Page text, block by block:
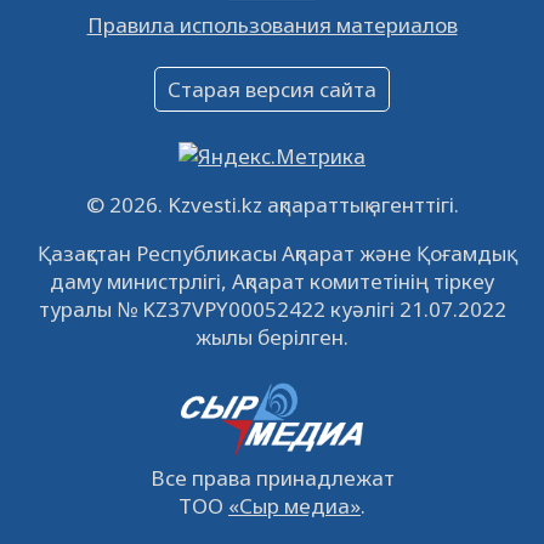
16.12.2022 61066
Объявление
09.12.2022
Свободные рабочие места
встречу с инвесторами в Кызылорде 22
ноября
21.11.2022 14953 0
© 2026. Kzvesti.kz ақпараттық агенттігі.
Қазақстан Республикасы Ақпарат және Қоғамдық
даму министрлігі, Ақпарат комитетінің тіркеу
туралы № KZ37VPY00052422 куәлігі 21.07.2022
жылы берілген.
Все права принадлежат
ТОО «Сыр медиа».
Правила использования материалов
Старая версия сайта